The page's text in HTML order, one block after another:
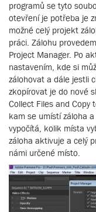
programů se tyto
otevření je potřeba je
možné celý projekt
práci. Zálohu
Project Manager. Po
nastavením, kde si
zálohovat a dále jestli
zkopírovat je do nové
Collect Files and Copy
kam se umístí záloha
vypočítá, kolik místa
záloha aktivuje a celý
námi určené místo.